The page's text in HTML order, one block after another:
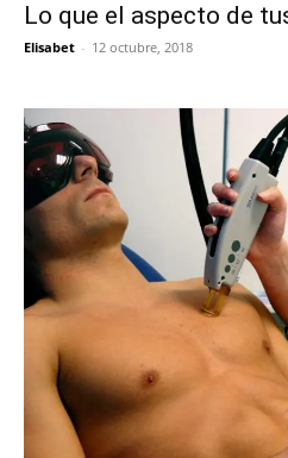
Lo que el aspecto de
Elisabet - 12 octubre, 2018